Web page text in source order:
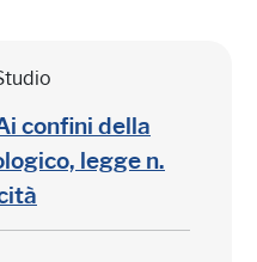
confini della
legge n.